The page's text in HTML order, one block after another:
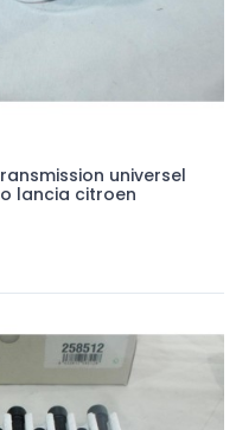
universel
lancia citroen